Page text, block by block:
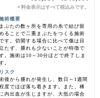
＊ 料金表示はすべて税込みです。
術概要
まぶたの数ヶ所を専用の糸で結び留
ることで二重まぶたをつくる施術
す。切開する場合に比べて傷は目
たず、腫れも少ないことが特徴で
。施術は10～30分ほどで終了しま
。
リスク
後から腫れが発生し、数日～1週間
度でほぼ落ち着きます。また、稀
に内出血が生じますが、大抵の場合